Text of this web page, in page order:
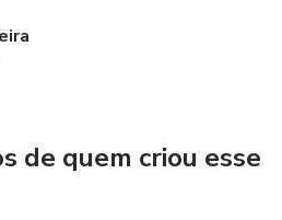
de quem criou esse